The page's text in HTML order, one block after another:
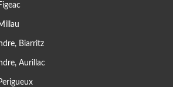
Biarritz
Aurillac